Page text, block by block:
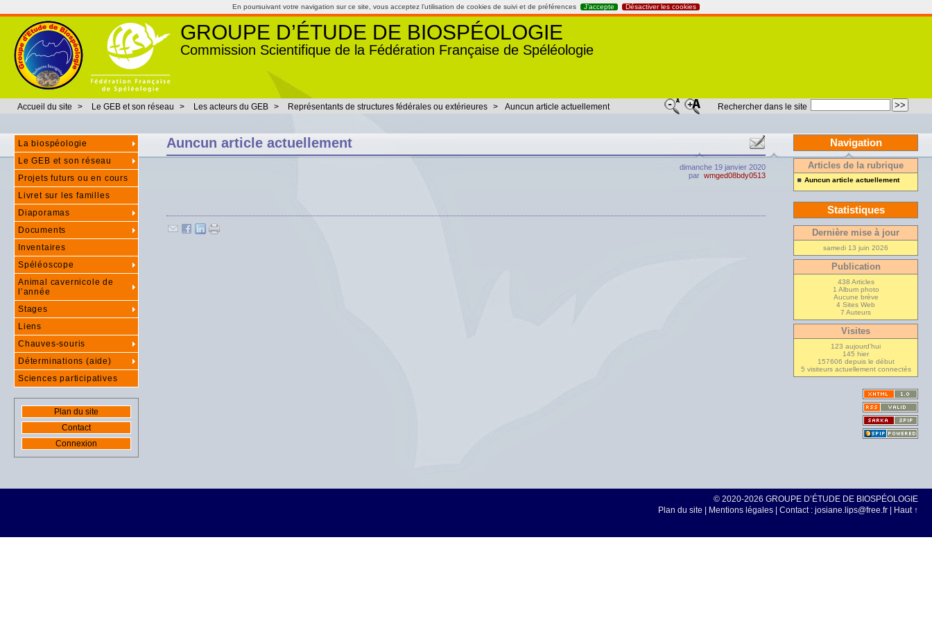
En poursuivant votre navigation sur ce site, vous acceptez l’utilisation de cookies de suivi et de préférences J’accepte Désactiver les cookies
GROUPE D’ÉTUDE DE BIOSPÉOLOGIE
Commission Scientifique de la Fédération Française de Spéléologie
Rechercher dans le site
Accueil du site > Le GEB et son réseau > Les acteurs du GEB > Représentants de structures fédérales ou extérieures > Auncun article actuellement
Auncun article actuellement
dimanche 19 janvier 2020
par wmged08bdy0513
La biospéologie
Le GEB et son réseau
Projets futurs ou en cours
Livret sur les familles
Diaporamas
Documents
Inventaires
Spéléoscope
Animal cavernicole de
l’année
Stages
Liens
Chauves-souris
Déterminations (aide)
Sciences participatives
Plan du site
Contact
Connexion
Navigation
Articles de la rubrique
Auncun article actuellement
Statistiques
Dernière mise à jour
samedi 13 juin 2026
Publication
438 Articles
1 Album photo
Aucune brève
4 Sites Web
7 Auteurs
Visites
123 aujourd’hui
145 hier
157606 depuis le début
5 visiteurs actuellement connectés
© 2020-2026 GROUPE D’ÉTUDE DE BIOSPÉOLOGIE
Plan du site
Mentions légales | Contact : josiane.lips@free.fr | Haut ↑